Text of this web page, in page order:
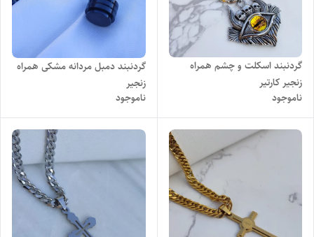
گردنبند اسکلت و چشم همراه
زنجیر کارتیر
ناموجود
گردنبند دمبل مردانه مشکی همراه
زنجیر
ناموجود